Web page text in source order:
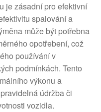
je zásadní pro efektivní
spalování a
může být potřebna
opotřebení, což
používání v
podmínkách. Tento
výkonu a
údržba či
vozidla.